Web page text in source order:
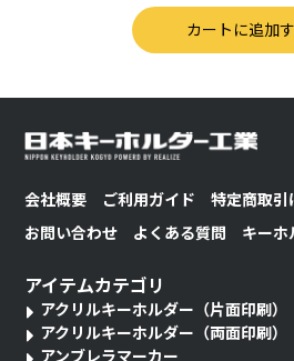
会社概要 ご利用ガイド 特定商取引
お問い合わせ
よくある質問 キーホ
アイテムカテゴリ
アクリルキーホルダー（片面印刷）
アクリルキーホルダー（両面印刷）
アンブレラマーカー